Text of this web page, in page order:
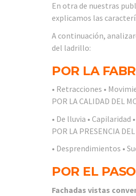
En otra de nuestras
explicamos las
A continuación,
del ladrillo:
POR LA
• Retracciones •
POR LA CALIDAD DEL
• De lluvia • Capilaridad
POR LA PRESENCIA
• Desprendimientos •
POR EL
Fachadas vistas